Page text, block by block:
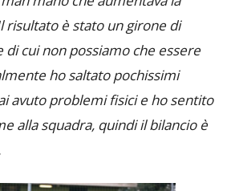
risultato è stato un girone di
cui non possiamo che essere
ho saltato pochissimi
avuto problemi fisici e ho sentito
alla squadra, quindi il bilancio è